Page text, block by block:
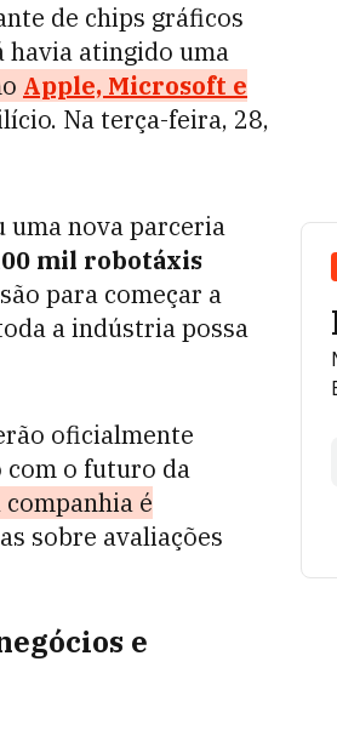
de chips gráficos
havia atingido uma
Apple, Microsoft e
Na terça-feira, 28,
uma nova parceria
mil robotáxis
para começar a
a indústria possa
oficialmente
com o futuro da
é
sobre avaliações
e